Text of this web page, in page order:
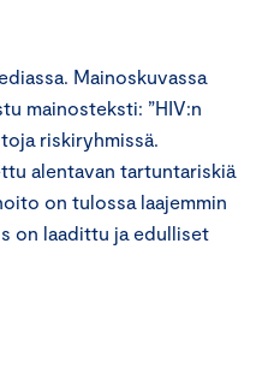
Mainoskuvassa
mainosteksti: ”HIV:n
riskiryhmissä.
alentavan tartuntariskiä
on tulossa laajemmin
on laadittu ja edulliset